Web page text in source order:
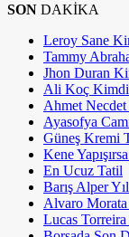
SON DAKİKA
Leroy Sane
Tammy
Jhon Duran
Ali Koç
Ahmet
Ayasofya
Güneş Kremi
Kene
En Ucuz Tatil
Barış Alper
Alvaro
Lucas